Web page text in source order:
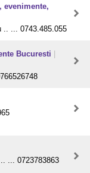
evenimente,
.. ... 0743.485.055
Bucuresti
... 0723783863